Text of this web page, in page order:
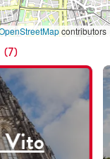
contributors
(7)
Vito